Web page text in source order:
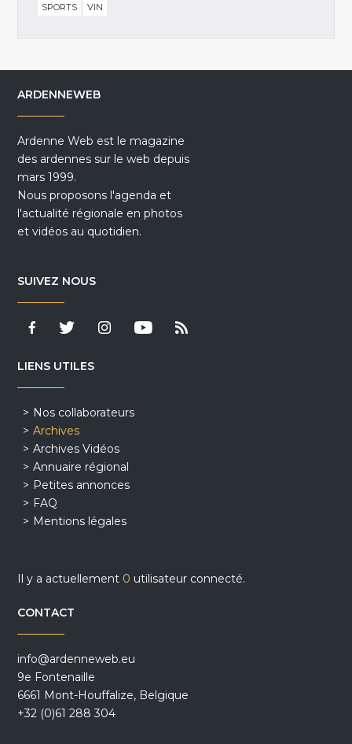
SPORTS
VIN
ARDENNEWEB
Ardenne Web est le magazine
des ardennes sur le web depuis
mars 1999.
Nous proposons l'agenda et
l'actualité régionale en photos
et vidéos au quotidien.
SUIVEZ NOUS
LIENS UTILES
Nos collaborateurs
Archives
Archives Vidéos
Annuaire régional
Petites annonces
FAQ
Mentions légales
Il y a actuellement 0 utilisateur connecté.
CONTACT
info@ardenneweb.eu
9e Fontenaille
6661 Mont-Houffalize, Belgique
+32 (0)61 288 304